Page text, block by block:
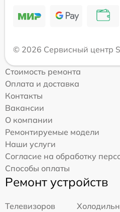
© 2026 Сервисный центр
Стоимость ремонта
Оплата и доставка
Контакты
Вакансии
О компании
Ремонтируемые модели
Наши услуги
Согласие на обработку
Способы оплаты
Ремонт устройств
Телевизоров